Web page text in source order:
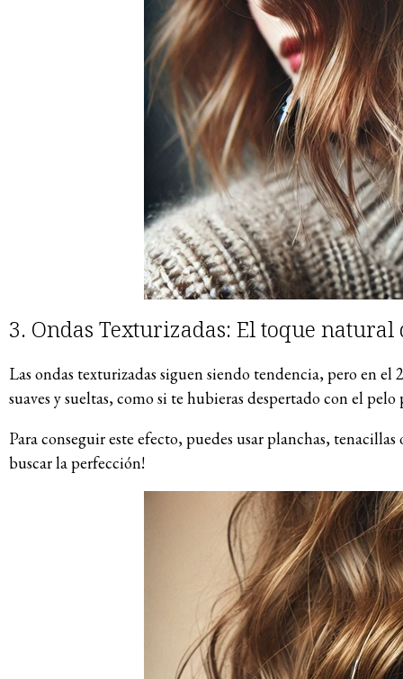
3. Ondas Texturizadas: El toque
Las ondas texturizadas siguen siendo tendencia, pero en el
suaves y sueltas, como si te hubieras despertado con el pelo
Para conseguir este efecto, puedes usar planchas,
buscar la perfección!